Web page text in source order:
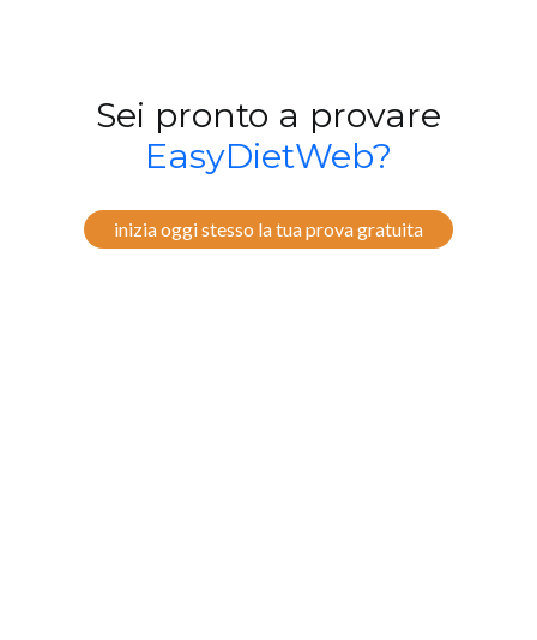
Sei pronto a provare
EasyDietWeb?
inizia oggi stesso la tua prova gratuita